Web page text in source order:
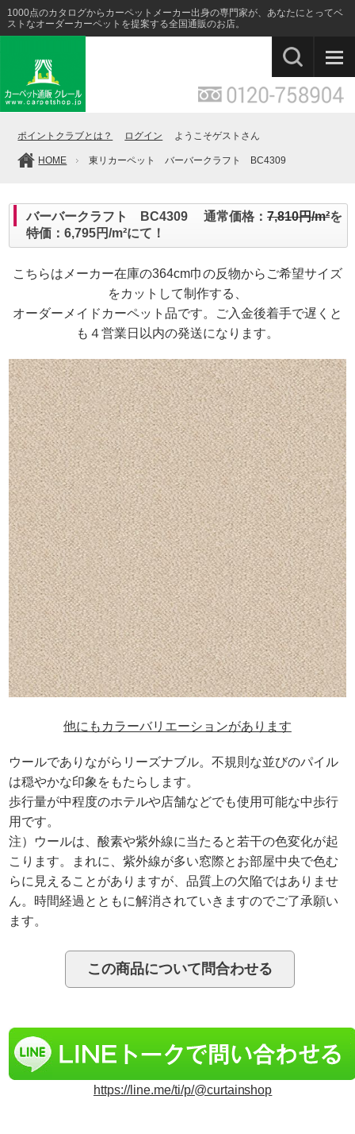
1000点のカタログからカーペットメーカー出身の専門家が、あなたにとってベ
ストなオーダーカーペットを提案する全国通販のお店。
ポイントクラブとは？ ログイン ようこそゲストさん
HOME 東リカーペット バーバークラフト BC4309
バーバークラフト BC4309 通常価格：7,810円/m²を
特価：6,795円/m²にて！
こちらはメーカー在庫の364cm巾の反物からご希望サイズ
をカットして制作する、
オーダーメイドカーペット品です。ご入金後着手で遅くと
も４営業日以内の発送になります。
他にもカラーバリエーションがあります
ウールでありながらリーズナブル。不規則な並びのパイル
は穏やかな印象をもたらします。
歩行量が中程度のホテルや店舗などでも使用可能な中歩行
用です。
注）ウールは、酸素や紫外線に当たると若干の色変化が起
こります。まれに、紫外線が多い窓際とお部屋中央で色む
らに見えることがありますが、品質上の欠陥ではありませ
ん。時間経過とともに解消されていきますのでご了承願い
ます。
https://line.me/ti/p/@curtainshop